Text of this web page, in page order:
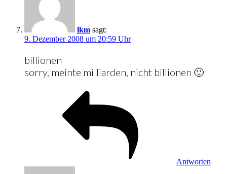
lkm sagt:
9. Dezember 2008 um 20:59 Uhr
billionen
sorry, meinte milliarden, nicht billionen 🙂
Antworten